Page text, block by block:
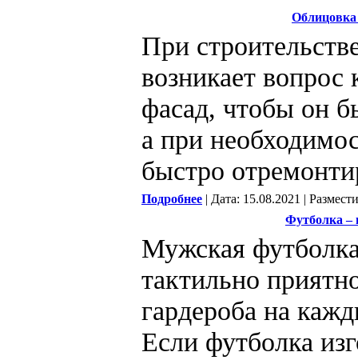
Облицовка
При
возникает вопрос
фасад, чтобы он
а при
быстро
Подробнее | Дата: 15.08.2021 |
Футболка –
Мужская
тактильно
гардероба на
Если футболка